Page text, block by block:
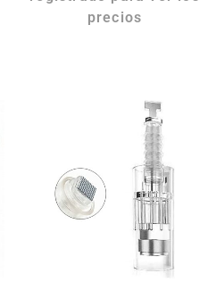
precios